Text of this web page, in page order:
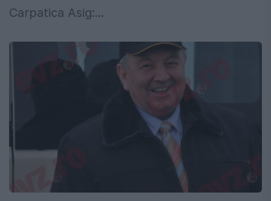
Carpatica Asig:...